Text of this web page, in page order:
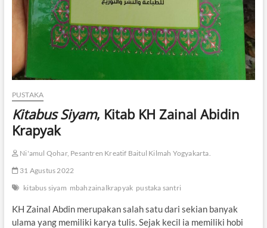
PUSTAKA
Kitabus Siyam, Kitab KH Zainal Abidin
Krapyak
Ni'amul Qohar, Pesantren Kreatif Baitul Kilmah Yogyakarta.
31 Agustus 2022
kitabus siyam mbahzainalkrapyak pustaka santri
KH Zainal Abdin merupakan salah satu dari sekian banyak
ulama yang memiliki karya tulis. Sejak kecil ia memiliki hobi